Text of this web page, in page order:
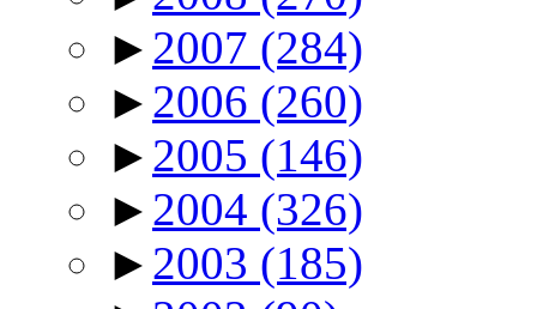
► 2007 (284)
► 2006 (260)
► 2005 (146)
► 2004 (326)
► 2003 (185)